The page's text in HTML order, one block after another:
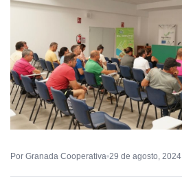
Por Granada Cooperativa 29 de agosto, 2024